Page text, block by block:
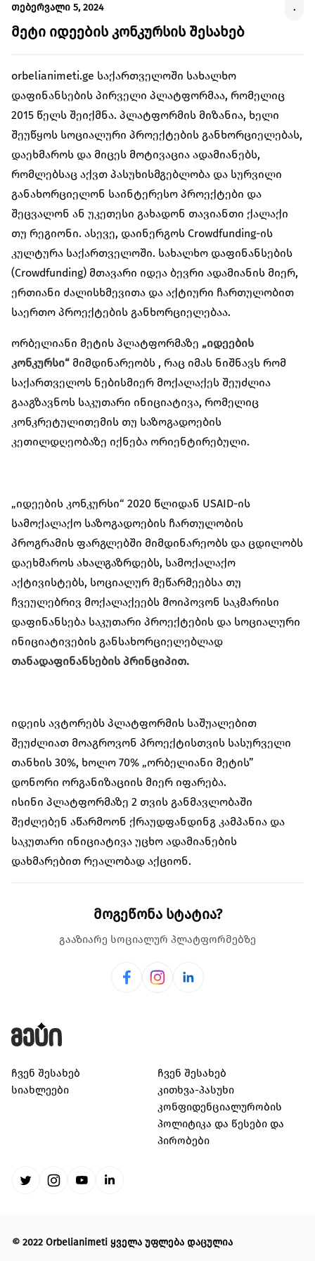
კრეატიულობა შენს თემში
გაეცი მეტი
თქვენი მხარდაჭერით შევძლებთ მეტი
ცვლილებისა და მეტი განვითარების
უზრუნველყოფას
ყველა ინიციატივა
მეტი იდეების კონკურსის შესახებ
თებერვალი 5, 2024 .
orbelianimeti.ge საქართველოში სახალხო
დაფინანსების პირველი პლატფორმაა, რომელიც
2015 წელს შეიქმნა. პლატფორმის მიზანია, ხელი
შეუწყოს სოციალური პროექტების განხორციელებას,
დაეხმაროს და მიცეს მოტივაცია ადამიანებს,
რომლებსაც აქვთ პასუხისმგებლობა და სურვილი
განახორციელონ საინტერესო პროექტები და
შეცვალონ ან უკეთესი გახადონ თავიანთი ქალაქი
თუ რეგიონი. ასევე, დაინერგოს Crowdfunding-ის
კულტურა საქართველოში. სახალხო დაფინანსების
(Crowdfunding) მთავარი იდეა ბევრი ადამიანის მიერ,
ერთიანი ძალისხმევითა და აქტიური ჩართულობით
საერთო პროექტების განხორციელებაა.
ორბელიანი მეტის პლატფორმაზე „იდეების
კონკურსი“ მიმდინარეობს , რაც იმას ნიშნავს რომ
საქართველოს ნებისმიერ მოქალაქეს შეუძლია
გააგზავნოს საკუთარი ინიციატივა, რომელიც
კონკრეტულითემის თუ საზოგადოების
კეთილდღეობაზე იქნება ორიენტირებული.
„იდეების კონკურსი“ 2020 წლიდან USAID-ის
სამოქალაქო საზოგადოების ჩართულობის
პროგრამის ფარგლებში მიმდინარეობს და ცდილობს
დაეხმაროს ახალგაზრდებს, სამოქალაქო
აქტივისტებს, სოციალურ მეწარმეებსა თუ
ჩვეულებრივ მოქალაქეებს მოიპოვონ საკმარისი
დაფინანსება საკუთარი პროექტების და სოციალური
ინიციატივების განსახორციელებლად
თანადაფინანსების პრინციპით.
იდეის ავტორებს პლატფორმის საშუალებით
შეუძლიათ მოაგროვონ პროექტისთვის სასურველი
თანხის 30%, ხოლო 70% „ორბელიანი მეტის”
დონორი ორგანიზაციის მიერ იფარება.
ისინი პლატფორმაზე 2 თვის განმავლობაში
შეძლებენ აწარმოონ ქრაუდფანდინგ კამპანია და
საკუთარი ინიციატივა უცხო ადამიანების
დახმარებით რეალობად აქციონ.
მოგეწონა სტატია?
გააზიარე სოციალურ პლატფორმებზე
ჩვენ შესახებ
სიახლეები
ჩვენ შესახებ
კითხვა-პასუხი
კონფიდენციალურობის
პოლიტიკა და წესები და
პირობები
© 2022 Orbelianimeti ყველა უფლება დაცულია